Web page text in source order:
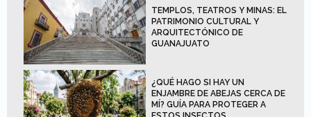
TEMPLOS, TEATROS Y MINAS: EL
PATRIMONIO CULTURAL Y
ARQUITECTÓNICO DE
GUANAJUATO
¿QUÉ HAGO SI HAY UN
ENJAMBRE DE ABEJAS CERCA DE
MÍ? GUÍA PARA PROTEGER A
ESTOS INSECTOS